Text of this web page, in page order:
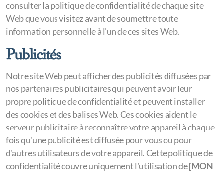
consulter la politique de confidentialité de chaque site
Web que vous visitez avant de soumettre toute
information personnelle à l'un de ces sites Web.
Publicités
Notre site Web peut afficher des publicités diffusées par
nos partenaires publicitaires qui peuvent avoir leur
propre politique de confidentialité et peuvent installer
des cookies et des balises Web. Ces cookies aident le
serveur publicitaire à reconnaître votre appareil à chaque
fois qu'une publicité est diffusée pour vous ou pour
d'autres utilisateurs de votre appareil. Cette politique de
confidentialité couvre uniquement l'utilisation de[MON